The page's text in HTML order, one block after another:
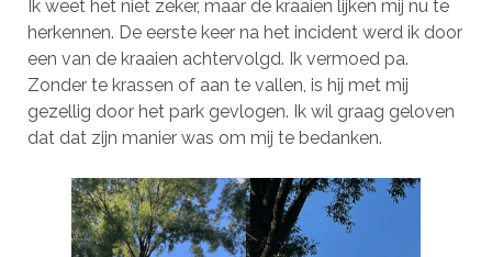
Ik weet het niet zeker, maar de kraaien lijken mij nu te
herkennen. De eerste keer na het incident werd ik door
een van de kraaien achtervolgd. Ik vermoed pa.
Zonder te krassen of aan te vallen, is hij met mij
gezellig door het park gevlogen. Ik wil graag geloven
dat dat zijn manier was om mij te bedanken.